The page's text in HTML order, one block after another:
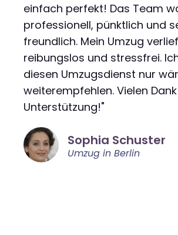
einfach perfekt! Das Team
professionell, pünktlich und
freundlich. Mein Umzug verlief
reibungslos und stressfrei.
diesen Umzugsdienst nur
weiterempfehlen. Vielen
Unterstützung!"
Sophia Schuster
Umzug in Berlin